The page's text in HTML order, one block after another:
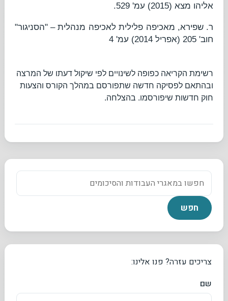
אליהו מצא (2015) עמ' 529.
ר. שפירא, מאכיפה פלילית לאכיפה מנהלית– "הסניגור"
חוב' 205 (אפריל 2014) עמ' 4
רשימת הקריאה כפופה לשינויים לפי שיקול דעתו של המרצה
ובהתאם לפסיקה חדשה שתפורסם במהלך הקורס והצעות
חוק חדשות שיפורסמו. בהצלחה.
צריכים עזרה? פנו אלינו:
שם